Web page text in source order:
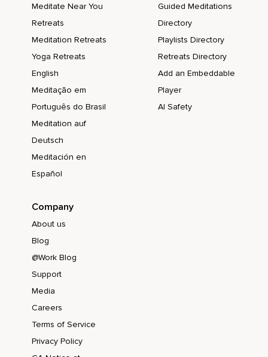
Meditate Near You
Retreats
Meditation Retreats
Yoga Retreats
English
Meditação em
Português do Brasil
Meditation auf
Deutsch
Meditación en
Español
Guided Meditations
Directory
Playlists Directory
Retreats Directory
Add an Embeddable
Player
AI Safety
Company
About us
Blog
@Work Blog
Support
Media
Careers
Terms of Service
Privacy Policy